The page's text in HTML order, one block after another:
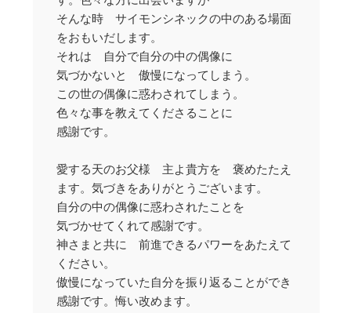
そんな時 サイモンシネックの中のある場面
をおもいだします。
それは 自分で自分の中の偶像に
気づかないと 傲慢になってしまう。
この世の偶像に惑わされてしまう。
色々な事を教えてくださることに
感謝です。
愛する天のお父様 主よ貴方を 褒めたたえ
ます。気づきをありがとうございます。
自分の中の偶像に惑わされたことを
気づかせてくれて感謝です。
神さまと共に 前進できるパワーをあたえて
ください。
傲慢になっていた自分を振り返ることができ
感謝です。悔い改めます。